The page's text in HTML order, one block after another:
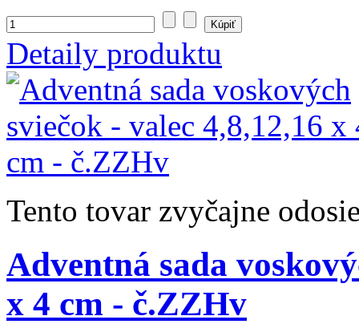
Detaily produktu
Tento tovar zvyčajne
Adventná sada
x 4 cm - č.ZZHv